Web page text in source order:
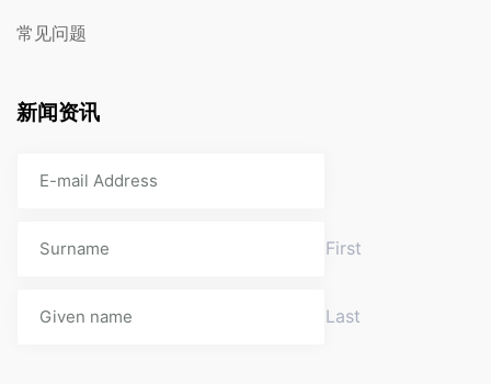
常见问题
新闻资讯
First
Last